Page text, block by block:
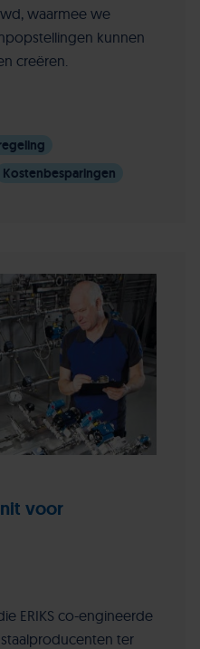
waarmee we
kunnen
creëren.
Kostenbesparingen
voor
ERIKS co-engineerde
ter